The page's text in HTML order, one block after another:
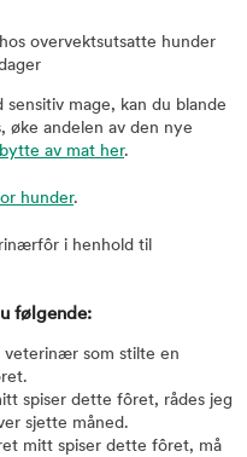
overvektsutsatte hunder
mage, kan du blande
øke andelen av den nye
bytte av mat her.
hunder.
i henhold til
følgende:
som stilte en
spiser dette fôret, rådes jeg
sjette måned.
mitt spiser dette fôret, må